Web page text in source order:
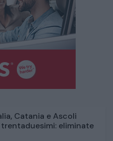
Catania e Ascoli
eliminate